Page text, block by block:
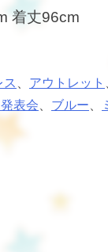
着丈96cm
ス 、 アウトレット
表会、 ブルー、